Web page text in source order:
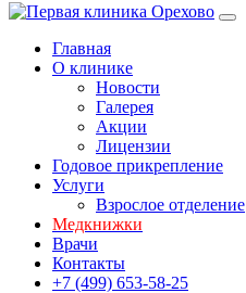
Главная
О клинике
Новости
Галерея
Акции
Лицензии
Годовое прикрепление
Услуги
Взрослое отделение
Медкнижки
Врачи
Контакты
+7 (499) 653-58-25